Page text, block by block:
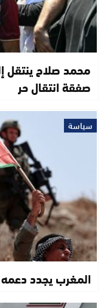
محمد صلاح ينتقل
صفقة انتقال حر
سياسة
المغرب يجدد دعمه